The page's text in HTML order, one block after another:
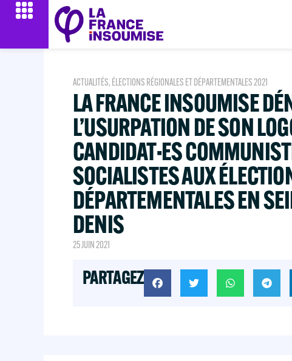
ACTUALITÉS, ÉLECTIONS RÉGIONALES ET DÉPARTEMENTALES 2021
LA FRANCE INSOUMISE
L’USURPATION DE SON
CANDIDAT·ES
SOCIALISTES AUX
DÉPARTEMENTALES EN
DENIS
25 JUIN 2021
PARTAGEZ